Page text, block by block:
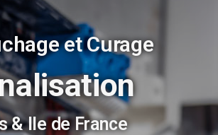
et Curage
& Ile de France